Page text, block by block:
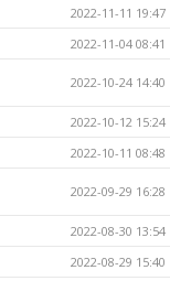
2022-11-11 19:47
2022-11-04 08:41
2022-10-24 14:40
2022-10-12 15:24
2022-10-11 08:48
2022-09-29 16:28
2022-08-30 13:54
2022-08-29 15:40